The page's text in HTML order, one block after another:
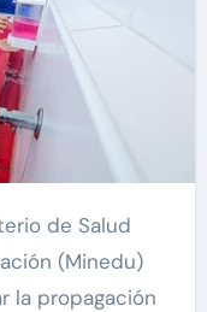
(Minedu)
la propagación